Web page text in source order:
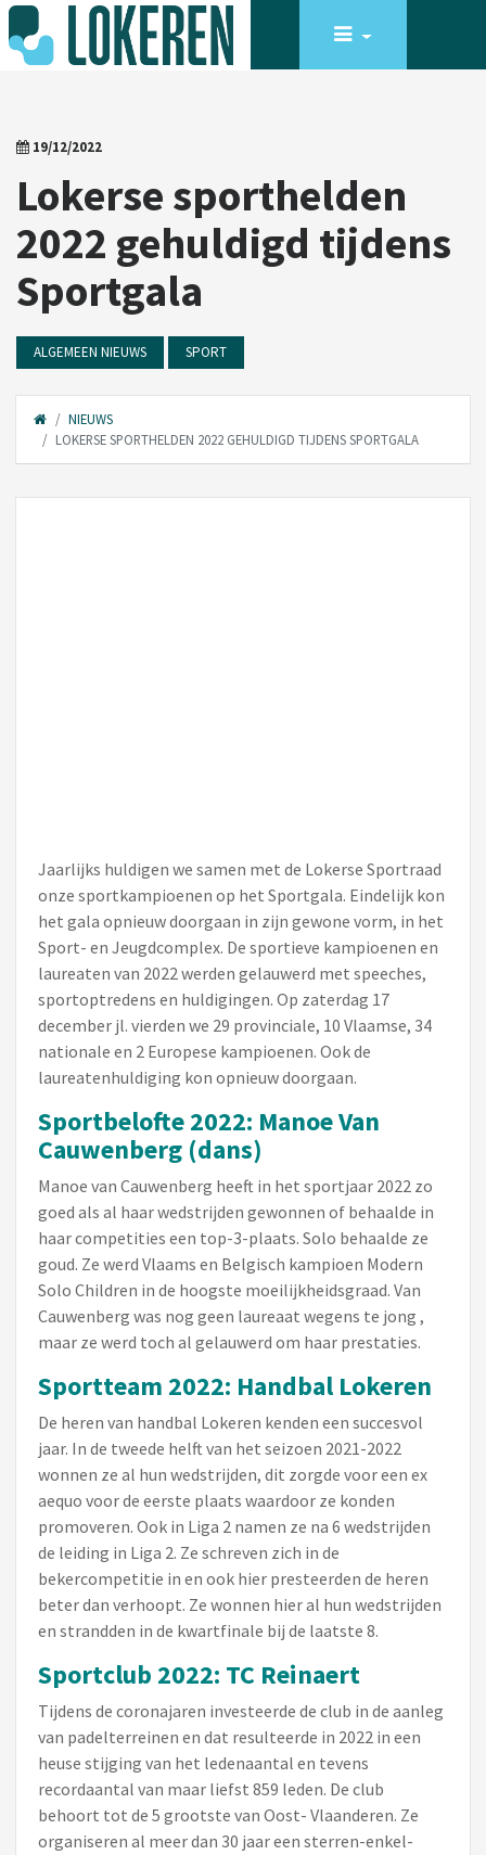
19/12/2022
Lokerse sporthelden
2022 gehuldigd tijdens
Sportgala
ALGEMEEN NIEUWS SPORT
NIEUWS
LOKERSE SPORTHELDEN 2022 GEHULDIGD TIJDENS SPORTGALA
Jaarlijks huldigen we samen met de Lokerse Sportraad
onze sportkampioenen op het Sportgala. Eindelijk kon
het gala opnieuw doorgaan in zijn gewone vorm, in het
Sport- en Jeugdcomplex. De sportieve kampioenen en
laureaten van 2022 werden gelauwerd met speeches,
sportoptredens en huldigingen. Op zaterdag 17
december jl. vierden we 29 provinciale, 10 Vlaamse, 34
nationale en 2 Europese kampioenen. Ook de
laureatenhuldiging kon opnieuw doorgaan.
Sportbelofte 2022: Manoe Van
Cauwenberg (dans)
Manoe van Cauwenberg heeft in het sportjaar 2022 zo
goed als al haar wedstrijden gewonnen of behaalde in
haar competities een top-3-plaats. Solo behaalde ze
goud. Ze werd Vlaams en Belgisch kampioen Modern
Solo Children in de hoogste moeilijkheidsgraad. Van
Cauwenberg was nog geen laureaat wegens te jong ,
maar ze werd toch al gelauwerd om haar prestaties.
Sportteam 2022: Handbal Lokeren
De heren van handbal Lokeren kenden een succesvol
jaar. In de tweede helft van het seizoen 2021-2022
wonnen ze al hun wedstrijden, dit zorgde voor een ex
aequo voor de eerste plaats waardoor ze konden
promoveren. Ook in Liga 2 namen ze na 6 wedstrijden
de leiding in Liga 2. Ze schreven zich in de
bekercompetitie in en ook hier presteerden de heren
beter dan verhoopt. Ze wonnen hier al hun wedstrijden
en strandden in de kwartfinale bij de laatste 8.
Sportclub 2022: TC Reinaert
Tijdens de coronajaren investeerde de club in de aanleg
van padelterreinen en dat resulteerde in 2022 in een
heuse stijging van het ledenaantal en tevens
recordaantal van maar liefst 859 leden. De club
behoort tot de 5 grootste van Oost- Vlaanderen. Ze
organiseren al meer dan 30 jaar een sterren-enkel-